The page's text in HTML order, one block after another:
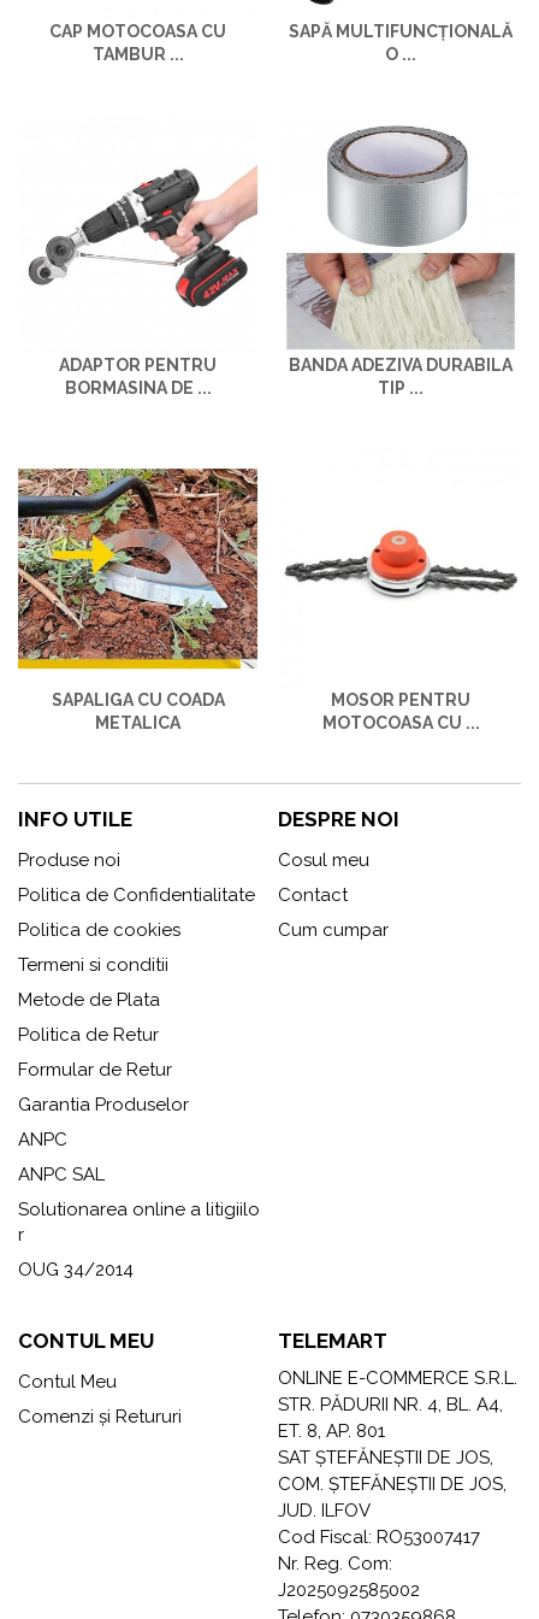
CAP MOTOCOASA CU
TAMBUR ...
SAPĂ MULTIFUNCȚIONALĂ
O ...
ADAPTOR PENTRU
BORMASINA DE ...
BANDA ADEZIVA DURABILA
TIP ...
SAPALIGA CU COADA
METALICA
MOSOR PENTRU
MOTOCOASA CU ...
INFO UTILE
Produse noi
Politica de Confidentialitate
Politica de cookies
Termeni si conditii
Metode de Plata
Politica de Retur
Formular de Retur
Garantia Produselor
ANPC
ANPC SAL
Solutionarea online a litigiilo
r
OUG 34/2014
DESPRE NOI
Cosul meu
Contact
Cum cumpar
CONTUL MEU
Contul Meu
Comenzi și Retururi
TELEMART
ONLINE E-COMMERCE S.R.L.
STR. PĂDURII NR. 4, BL. A4,
ET. 8, AP. 801
SAT ȘTEFĂNEȘTII DE JOS,
COM. ȘTEFĂNEȘTII DE JOS,
JUD. ILFOV
Cod Fiscal: RO53007417
Nr. Reg. Com:
J2025092585002